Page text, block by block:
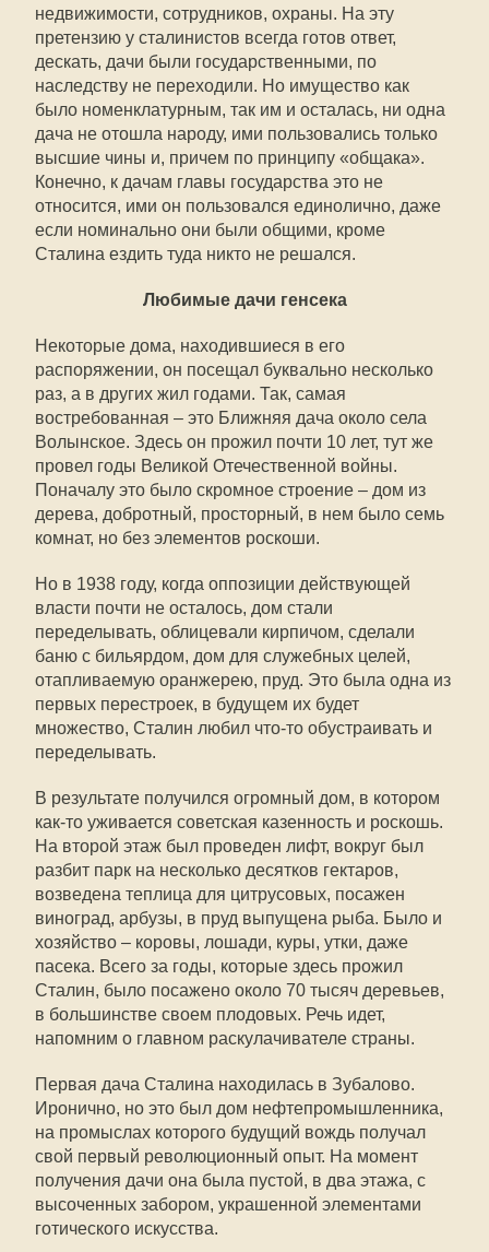
недвижимости, сотрудников, охраны. На эту
претензию у сталинистов всегда готов ответ,
дескать, дачи были государственными, по
наследству не переходили. Но имущество как
было номенклатурным, так им и осталась, ни одна
дача не отошла народу, ими пользовались только
высшие чины и, причем по принципу «общака».
Конечно, к дачам главы государства это не
относится, ими он пользовался единолично, даже
если номинально они были общими, кроме
Сталина ездить туда никто не решался.
Любимые дачи генсека
Некоторые дома, находившиеся в его
распоряжении, он посещал буквально несколько
раз, а в других жил годами. Так, самая
востребованная – это Ближняя дача около села
Волынское. Здесь он прожил почти 10 лет, тут же
провел годы Великой Отечественной войны.
Поначалу это было скромное строение – дом из
дерева, добротный, просторный, в нем было семь
комнат, но без элементов роскоши.
Но в 1938 году, когда оппозиции действующей
власти почти не осталось, дом стали
переделывать, облицевали кирпичом, сделали
баню с бильярдом, дом для служебных целей,
отапливаемую оранжерею, пруд. Это была одна из
первых перестроек, в будущем их будет
множество, Сталин любил что-то обустраивать и
переделывать.
В результате получился огромный дом, в котором
как-то уживается советская казенность и роскошь.
На второй этаж был проведен лифт, вокруг был
разбит парк на несколько десятков гектаров,
возведена теплица для цитрусовых, посажен
виноград, арбузы, в пруд выпущена рыба. Было и
хозяйство – коровы, лошади, куры, утки, даже
пасека. Всего за годы, которые здесь прожил
Сталин, было посажено около 70 тысяч деревьев,
в большинстве своем плодовых. Речь идет,
напомним о главном раскулачивателе страны.
Первая дача Сталина находилась в Зубалово.
Иронично, но это был дом нефтепромышленника,
на промыслах которого будущий вождь получал
свой первый революционный опыт. На момент
получения дачи она была пустой, в два этажа, с
высоченных забором, украшенной элементами
готического искусства.